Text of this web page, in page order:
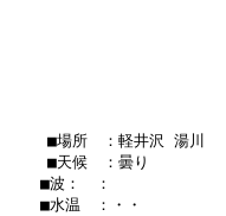
■場所　：軽井沢 湯川
■天候　：曇り
■波：　：
■水温　：・・　　　　